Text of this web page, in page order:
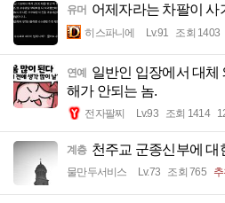
유머 어제자라는 차팔이 사
히스파니에 Lv.91 조회 1403
연예 일반인 입장에서 대체
해가 안되는 놈.
전자팔찌 Lv.93 조회 1414
계층 천주교 군종신부에 대
물만두서비스 Lv.73 조회 765